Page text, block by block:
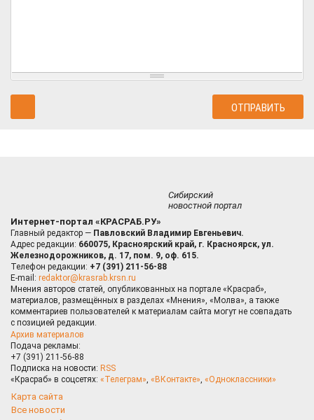
Сибирский
новостной портал
Интернет-портал «КРАСРАБ.РУ»
Главный редактор — Павловский Владимир Евгеньевич.
Адрес редакции: 660075, Красноярский край, г. Красноярск, ул.
Железнодорожников, д. 17, пом. 9, оф. 615.
Телефон редакции: +7 (391) 211-56-88
E-mail: redaktor@krasrab.krsn.ru
Мнения авторов статей, опубликованных на портале «Красраб»,
материалов, размещённых в разделах «Мнения», «Молва», а также
комментариев пользователей к материалам сайта могут не совпадать
с позицией редакции.
Архив материалов
Подача рекламы:
+7 (391) 211-56-88
Подписка на новости: RSS
«Красраб» в соцсетях: «Телеграм», «ВКонтакте», «Одноклассники»
Карта сайта
Все новости